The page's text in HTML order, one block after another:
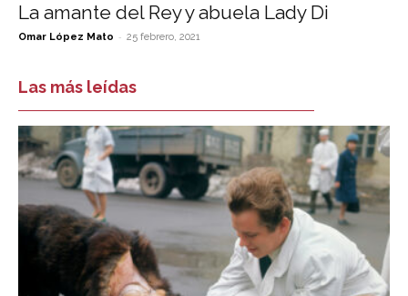
La amante del Rey y abuela Lady Di
Omar López Mato - 25 febrero, 2021
Las más leídas